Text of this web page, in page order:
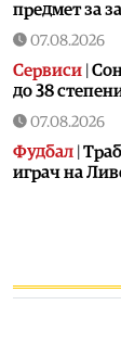
предмет за
07.08.2026
Сервиси
до 38
07.08.2026
Фудбал
играч на
Останати